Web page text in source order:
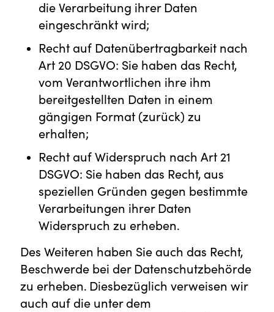
die Verarbeitung ihrer Daten
eingeschränkt wird;
Recht auf Datenübertragbarkeit nach
Art 20 DSGVO: Sie haben das Recht,
vom Verantwortlichen ihre ihm
bereitgestellten Daten in einem
gängigen Format (zurück) zu
erhalten;
Recht auf Widerspruch nach Art 21
DSGVO: Sie haben das Recht, aus
speziellen Gründen gegen bestimmte
Verarbeitungen ihrer Daten
Widerspruch zu erheben.
Des Weiteren haben Sie auch das Recht,
Beschwerde bei der Datenschutzbehörde
zu erheben. Diesbezüglich verweisen wir
auch auf die unter dem